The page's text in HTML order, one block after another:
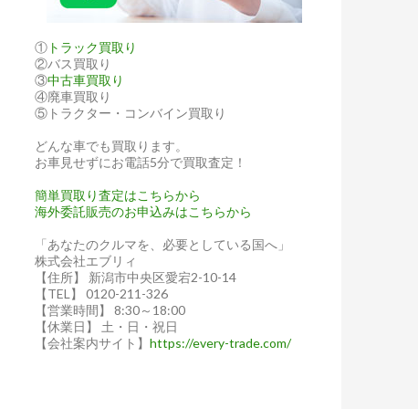
① トラック買取り
②バス買取り
③中古車買取り
④廃車買取り
⑤トラクター・コンバイン買取り
どんな車でも買取ります。
お車見せずにお電話5分で買取査定！
簡単買取り査定はこちらから
海外委託販売のお申込みはこちらから
「あなたのクルマを、必要としている国へ」
株式会社エブリィ
【住所】 新潟市中央区愛宕2-10-14
【TEL】 0120-211-326
【営業時間】 8:30～18:00
【休業日】 土・日・祝日
【会社案内サイト】 https://every-trade.com/